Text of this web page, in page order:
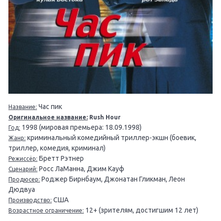
Название: Чaс пик
Оригинальное название: Rush Hour
Год: 1998 (мировая премьера: 18.09.1998)
Жанр: криминальный комедийный триллер-экшн (боевик,
триллер, комедия, криминал)
Режиссёр: Бретт Рэтнер
Сценарий: Росс ЛаМанна, Джим Кауф
Продюсер: Роджер Бирнбаум, Джонатан Гликман, Леон
Дюдвуа
Производство: США
Возрастное ограничение: 12+ (зрителям, достигшим 12 лет)